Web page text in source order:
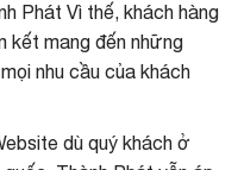
Phát Vì thế, khách hàng
kết mang đến những
nhu cầu của khách
dù quý khách ở